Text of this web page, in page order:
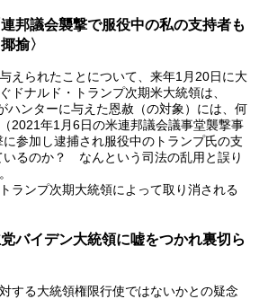
連邦議会襲撃で服役中の私の支持者も
揄〉
えられたことについて、来年1月20日に大
ドナルド・トランプ次期米大統領は、
ハンターに与えた恩赦（の対象）には、何
2021年1月6日の米連邦議会議事堂襲撃事
参加し逮捕され服役中のトランプ氏の支
いるのか？ なんという司法の乱用と誤り
ランプ次期大統領によって取り消される
党バイデン大統領に嘘をつかれ裏切ら
する大統領権限行使ではないかとの疑念